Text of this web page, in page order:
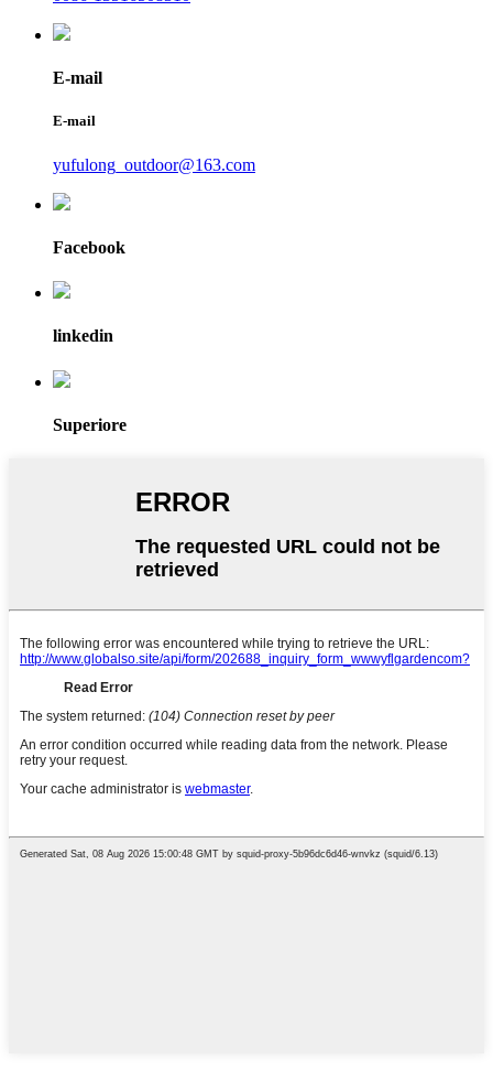
E-mail
E-mail
yufulong_outdoor@163.com
Facebook
linkedin
Superiore